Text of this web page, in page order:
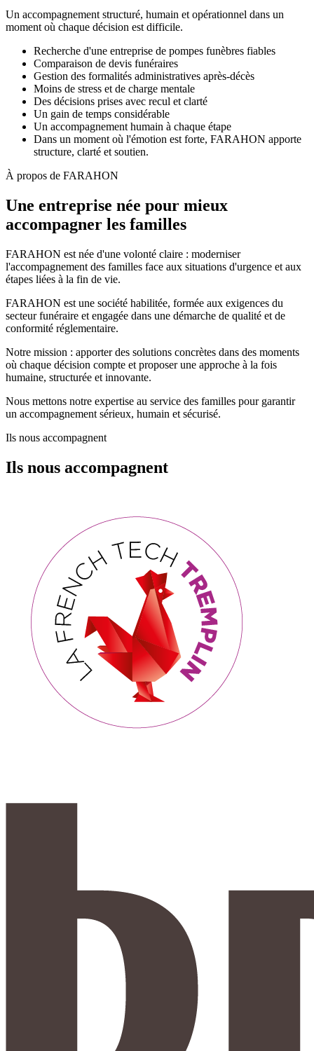
Un accompagnement structuré, humain et opérationnel dans un
moment où chaque décision est difficile.
Recherche d'une entreprise de pompes funèbres fiables
Comparaison de devis funéraires
Gestion des formalités administratives après-décès
Moins de stress et de charge mentale
Des décisions prises avec recul et clarté
Un gain de temps considérable
Un accompagnement humain à chaque étape
Dans un moment où l'émotion est forte, FARAHON apporte
structure, clarté et soutien.
À propos de FARAHON
Une entreprise née pour mieux
accompagner les familles
FARAHON est née d'une volonté claire : moderniser
l'accompagnement des familles face aux situations d'urgence et aux
étapes liées à la fin de vie.
FARAHON est une société habilitée, formée aux exigences du
secteur funéraire et engagée dans une démarche de qualité et de
conformité réglementaire.
Notre mission : apporter des solutions concrètes dans des moments
où chaque décision compte et proposer une approche à la fois
humaine, structurée et innovante.
Nous mettons notre expertise au service des familles pour garantir
un accompagnement sérieux, humain et sécurisé.
Ils nous accompagnent
Ils nous accompagnent